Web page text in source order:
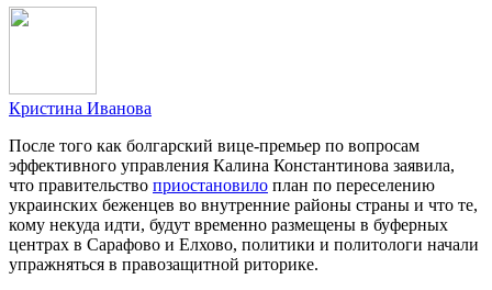
Кристина Иванова
После того как болгарский вице-премьер по вопросам
эффективного управления Калина Константинова заявила,
что правительство приостановило план по переселению
украинских беженцев во внутренние районы страны и что те,
кому некуда идти, будут временно размещены в буферных
центрах в Сарафово и Елхово, политики и политологи начали
упражняться в правозащитной риторике.